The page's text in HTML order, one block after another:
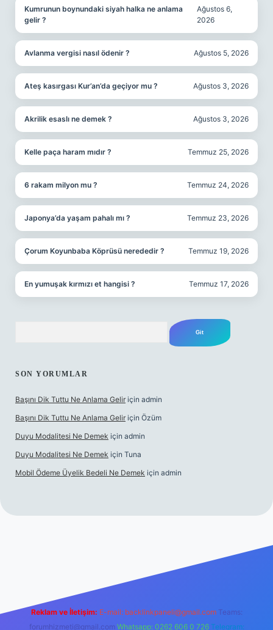
Kumrunun boynundaki siyah halka ne anlama
gelir ?
Ağustos 6,
2026
Avlanma vergisi nasıl ödenir ? Ağustos 5, 2026
Ateş kasırgası Kur’an’da geçiyor mu ? Ağustos 3, 2026
Akrilik esaslı ne demek ? Ağustos 3, 2026
Kelle paça haram mıdır ? Temmuz 25, 2026
6 rakam milyon mu ? Temmuz 24, 2026
Japonya’da yaşam pahalı mı ? Temmuz 23, 2026
Çorum Koyunbaba Köprüsü nerededir ? Temmuz 19, 2026
En yumuşak kırmızı et hangisi ? Temmuz 17, 2026
SON YORUMLAR
Başını Dik Tuttu Ne Anlama Gelir için admin
Başını Dik Tuttu Ne Anlama Gelir için Özüm
Duyu Modalitesi Ne Demek için admin
Duyu Modalitesi Ne Demek için Tuna
Mobil Ödeme Üyelik Bedeli Ne Demek için admin
Reklam ve İletişim: E-mail: backlinkpaneli@gmail.com Teams:
forumhizmeti@gmail.com Whatsapp: 0262 606 0 726 Telegram: